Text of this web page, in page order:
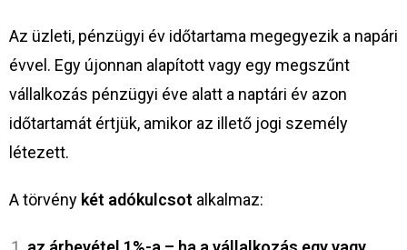
Az üzleti, pénzügyi év időtartama megegyezik a napári
évvel. Egy újonnan alapított vagy egy megszűnt
vállalkozás pénzügyi éve alatt a naptári év azon
időtartamát értjük, amikor az illető jogi személy
létezett.
A törvény két adókulcsot alkalmaz: